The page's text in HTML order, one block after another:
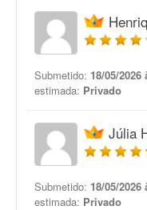
Submetido: 18/05/2026
estimada: Privado
Júlia
Submetido: 18/05/2026
estimada: Privado